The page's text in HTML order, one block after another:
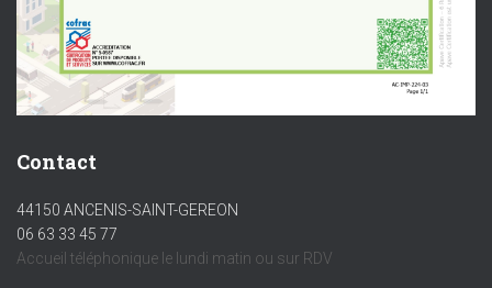
Contact
44150 ANCENIS-SAINT-GEREON
06 63 33 45 77
Accueil téléphonique le lundi matin ou sur RDV